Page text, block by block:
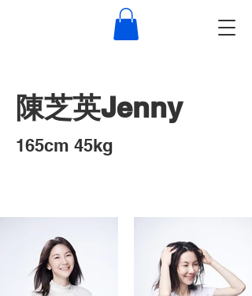
​陳芝英Jenny
​165cm 45kg